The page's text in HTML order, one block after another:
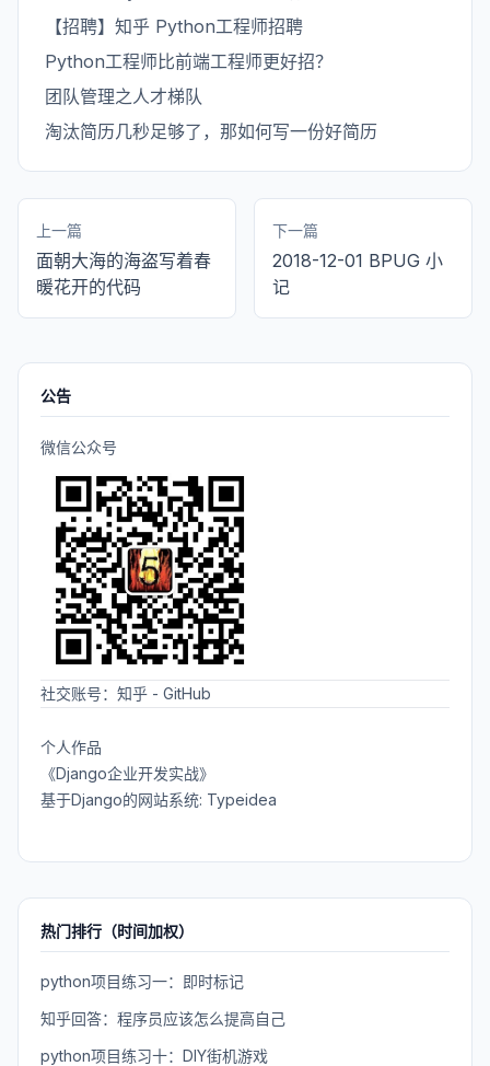
【招聘】知乎 Python工程师招聘
Python工程师比前端工程师更好招？
团队管理之人才梯队
淘汰简历几秒足够了，那如何写一份好简历
上一篇
面朝大海的海盗写着春
暖花开的代码
下一篇
2018-12-01 BPUG 小
记
公告
微信公众号
社交账号： 知乎 - GitHub
个人作品
《Django企业开发实战》
基于Django的网站系统: Typeidea
热门排行（时间加权）
python项目练习一：即时标记
知乎回答：程序员应该怎么提高自己
python项目练习十：DIY街机游戏